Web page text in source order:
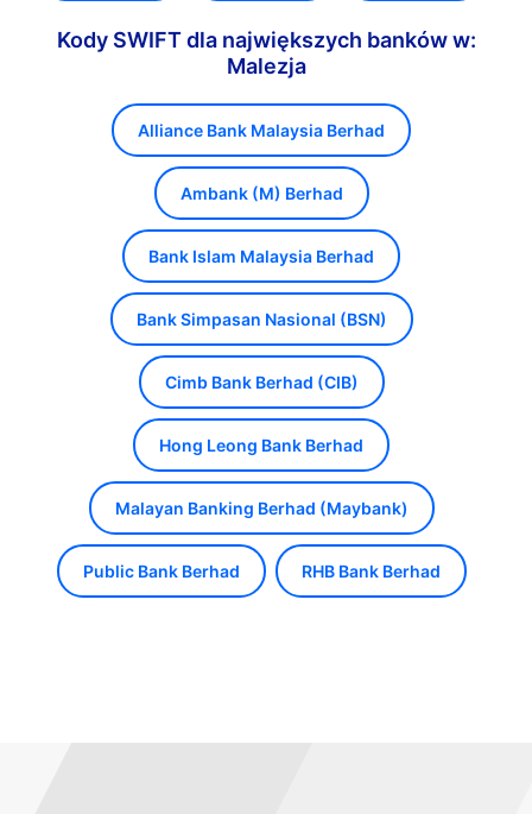
Kody SWIFT dla największych banków w:
Malezja
Alliance Bank Malaysia Berhad
Ambank (M) Berhad
Bank Islam Malaysia Berhad
Bank Simpasan Nasional (BSN)
Cimb Bank Berhad (CIB)
Hong Leong Bank Berhad
Malayan Banking Berhad (Maybank)
Public Bank Berhad RHB Bank Berhad